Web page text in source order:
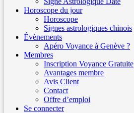
Horoscope du jour
Horoscope
Signes astrologiques chinois
Évènements
Apéro Voyance à Genève ?
Membres
Inscription Voyance Gratuite
Avantages membre
Avis Client
Contact
Offre d’emploi
Se connecter